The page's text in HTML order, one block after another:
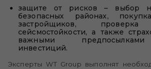
защите от рисков – выбор
безопасных районах,
застройщиков, проверка
сейсмостойкости, а также
важными
инвестиций.
Эксперты WT Group выполнят